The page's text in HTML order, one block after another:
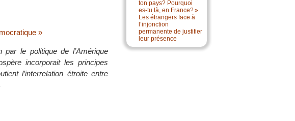
ton pays? Pourquoi
es-tu là, en France? »
Les étrangers face à
l’injonction
permanente de justifier
leur présence
»
le politique de l’Amérique
incorporait les principes
l’interrelation étroite entre